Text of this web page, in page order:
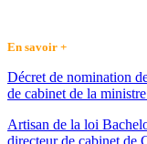
En savoir +
Décret de nomination
de cabinet de la
Artisan de la loi
directeur de cabinet de